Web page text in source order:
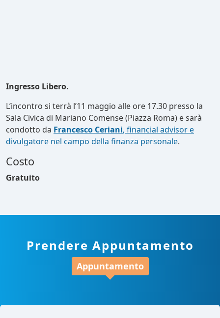
Ingresso Libero.
L’incontro si terrà l’11 maggio alle ore 17.30 presso la
Sala Civica di Mariano Comense (Piazza Roma) e sarà
condotto da Francesco Ceriani, financial advisor e
divulgatore nel campo della finanza personale.
Costo
Gratuito
Prendere Appuntamento
Appuntamento